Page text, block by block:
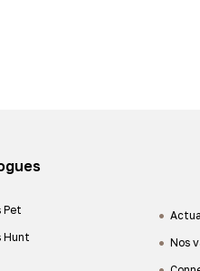
Pet
Hunt
Nos